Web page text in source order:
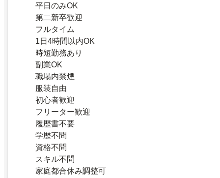
平日のみOK
第二新卒歓迎
フルタイム
1日4時間以内OK
時短勤務あり
副業OK
職場内禁煙
服装自由
初心者歓迎
フリーター歓迎
履歴書不要
学歴不問
資格不問
スキル不問
家庭都合休み調整可